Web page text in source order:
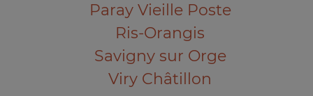
Paray Vieille Poste
Ris-Orangis
Savigny sur Orge
Viry Châtillon